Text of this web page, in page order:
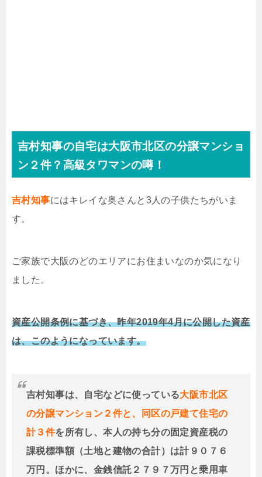
吉村知事の自宅は大阪市北区の分譲マンショ
ン２件？高級タワマンの噂！
吉村知事にはキレイな奥さんと3人の子供たちがいま
す。
ご家族で大阪のどのエリアにお住まいなのか気になり
ました。
資産公開条例に基づき、昨年2019年4月に公開した資産
は、このようになっています。
吉村知事は、自宅などに使っている大阪市北区
の分譲マンション２件と、同区の戸建て住宅の
計３件を所有し、本人の持ち分の固定資産税の
課税標準額（土地と建物の合計）は計９０７６
万円。ほかに、金銭信託２７９７万円と乗用車